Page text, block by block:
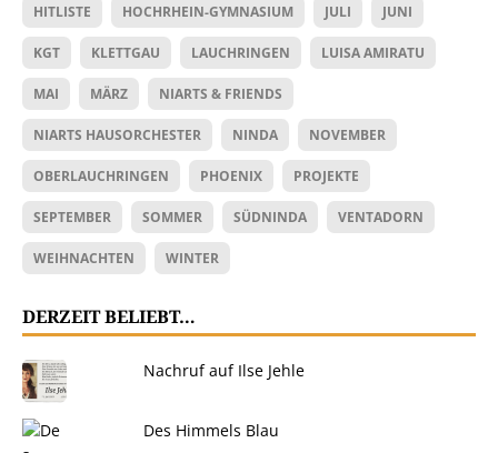
HITLISTE HOCHRHEIN-GYMNASIUM JULI JUNI
KGT KLETTGAU LAUCHRINGEN LUISA AMIRATU
MAI MÄRZ NIARTS & FRIENDS
NIARTS HAUSORCHESTER NINDA NOVEMBER
OBERLAUCHRINGEN PHOENIX PROJEKTE
SEPTEMBER SOMMER SÜDNINDA VENTADORN
WEIHNACHTEN WINTER
DERZEIT BELIEBT…
Nachruf auf Ilse Jehle
Des Himmels Blau